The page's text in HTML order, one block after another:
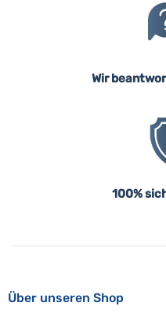
Wir
100%
Über unseren Shop